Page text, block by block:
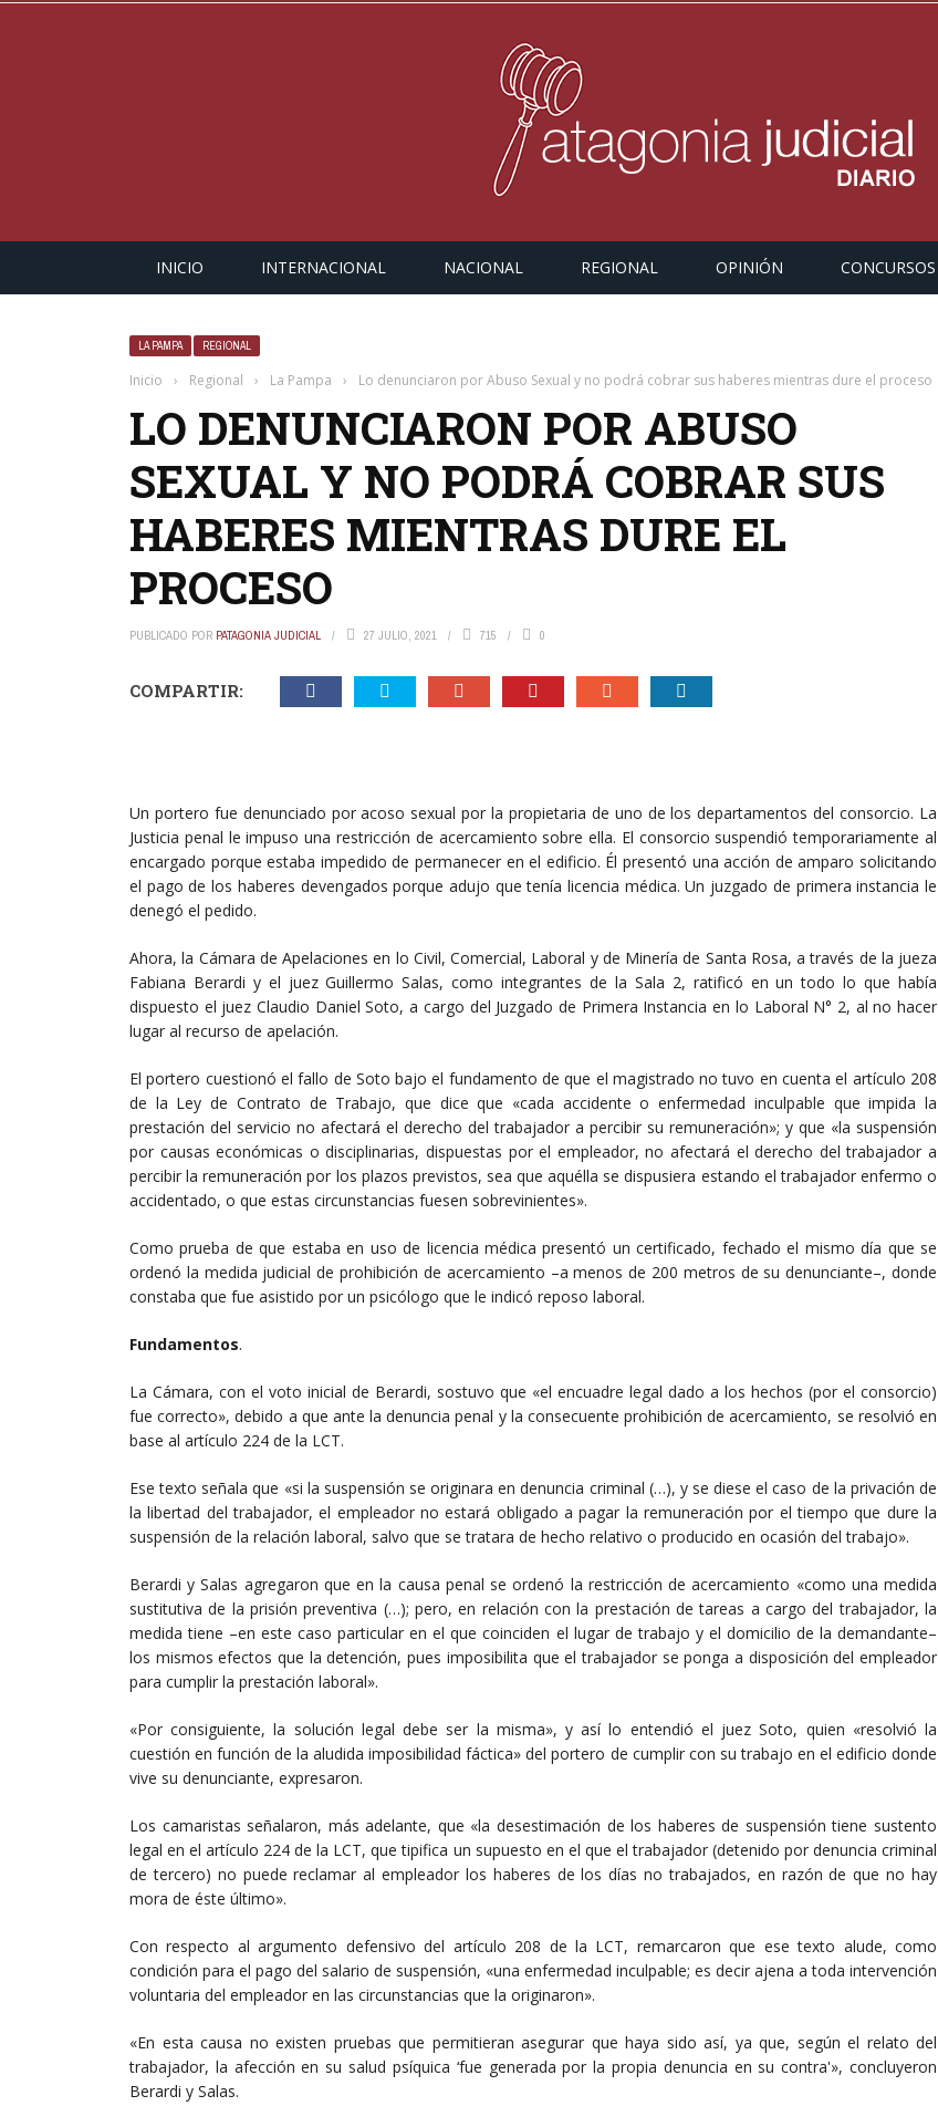
INICIO INTERNACIONAL NACIONAL REGIONAL OPINIÓN CONCURSOS
LA PAMPA REGIONAL
Inicio › Regional › La Pampa › Lo denunciaron por Abuso Sexual y no podrá cobrar sus haberes mientras dure el proceso
LO DENUNCIARON POR ABUSO
SEXUAL Y NO PODRÁ COBRAR SUS
HABERES MIENTRAS DURE EL
PROCESO
PUBLICADO POR PATAGONIA JUDICIAL 27 JULIO, 2021 715 0
COMPARTIR:
Un portero fue denunciado por acoso sexual por la propietaria de uno de los departamentos del consorcio. La
Justicia penal le impuso una restricción de acercamiento sobre ella. El consorcio suspendió temporariamente al
encargado porque estaba impedido de permanecer en el edificio. Él presentó una acción de amparo solicitando
el pago de los haberes devengados porque adujo que tenía licencia médica. Un juzgado de primera instancia le
denegó el pedido.
Ahora, la Cámara de Apelaciones en lo Civil, Comercial, Laboral y de Minería de Santa Rosa, a través de la jueza
Fabiana Berardi y el juez Guillermo Salas, como integrantes de la Sala 2, ratificó en un todo lo que había
dispuesto el juez Claudio Daniel Soto, a cargo del Juzgado de Primera Instancia en lo Laboral N° 2, al no hacer
lugar al recurso de apelación.
El portero cuestionó el fallo de Soto bajo el fundamento de que el magistrado no tuvo en cuenta el artículo 208
de la Ley de Contrato de Trabajo, que dice que «cada accidente o enfermedad inculpable que impida la
prestación del servicio no afectará el derecho del trabajador a percibir su remuneración»; y que «la suspensión
por causas económicas o disciplinarias, dispuestas por el empleador, no afectará el derecho del trabajador a
percibir la remuneración por los plazos previstos, sea que aquélla se dispusiera estando el trabajador enfermo o
accidentado, o que estas circunstancias fuesen sobrevinientes».
Como prueba de que estaba en uso de licencia médica presentó un certificado, fechado el mismo día que se
ordenó la medida judicial de prohibición de acercamiento –a menos de 200 metros de su denunciante–, donde
constaba que fue asistido por un psicólogo que le indicó reposo laboral.
Fundamentos.
La Cámara, con el voto inicial de Berardi, sostuvo que «el encuadre legal dado a los hechos (por el consorcio)
fue correcto», debido a que ante la denuncia penal y la consecuente prohibición de acercamiento, se resolvió en
base al artículo 224 de la LCT.
Ese texto señala que «si la suspensión se originara en denuncia criminal (…), y se diese el caso de la privación de
la libertad del trabajador, el empleador no estará obligado a pagar la remuneración por el tiempo que dure la
suspensión de la relación laboral, salvo que se tratara de hecho relativo o producido en ocasión del trabajo».
Berardi y Salas agregaron que en la causa penal se ordenó la restricción de acercamiento «como una medida
sustitutiva de la prisión preventiva (…); pero, en relación con la prestación de tareas a cargo del trabajador, la
medida tiene –en este caso particular en el que coinciden el lugar de trabajo y el domicilio de la demandante–
los mismos efectos que la detención, pues imposibilita que el trabajador se ponga a disposición del empleador
para cumplir la prestación laboral».
«Por consiguiente, la solución legal debe ser la misma», y así lo entendió el juez Soto, quien «resolvió la
cuestión en función de la aludida imposibilidad fáctica» del portero de cumplir con su trabajo en el edificio donde
vive su denunciante, expresaron.
Los camaristas señalaron, más adelante, que «la desestimación de los haberes de suspensión tiene sustento
legal en el artículo 224 de la LCT, que tipifica un supuesto en el que el trabajador (detenido por denuncia criminal
de tercero) no puede reclamar al empleador los haberes de los días no trabajados, en razón de que no hay
mora de éste último».
Con respecto al argumento defensivo del artículo 208 de la LCT, remarcaron que ese texto alude, como
condición para el pago del salario de suspensión, «una enfermedad inculpable; es decir ajena a toda intervención
voluntaria del empleador en las circunstancias que la originaron».
«En esta causa no existen pruebas que permitieran asegurar que haya sido así, ya que, según el relato del
trabajador, la afección en su salud psíquica ‘fue generada por la propia denuncia en su contra'», concluyeron
Berardi y Salas.